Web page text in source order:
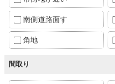
南側道路面す
角地
間取り